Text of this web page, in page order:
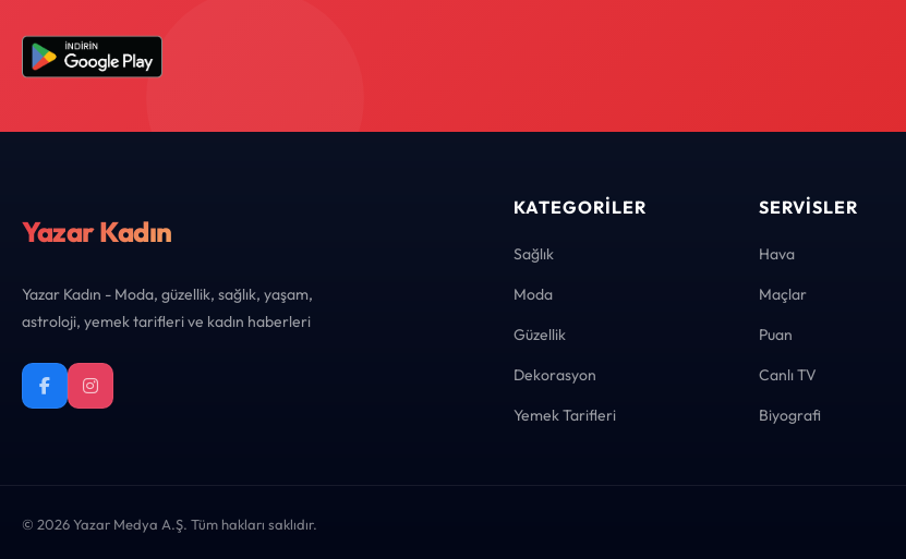
Yazar Kadın
Yazar Kadın - Moda, güzellik, sağlık, yaşam,
astroloji, yemek tarifleri ve kadın haberleri
KATEGORILER
Sağlık
Moda
Güzellik
Dekorasyon
Yemek Tarifleri
SERVISLER
Hava
Maçlar
Puan
Canlı TV
Biyografi
© 2026 Yazar Medya A.Ş. Tüm hakları saklıdır.